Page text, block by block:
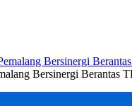
Bersinergi Berantas